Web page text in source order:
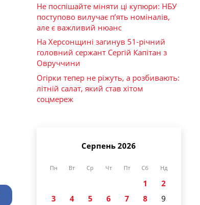
Не поспішайте міняти ці купюри: НБУ
поступово вилучає п’ять номіналів,
але є важливий нюанс
На Херсонщині загинув 51-річний
головний сержант Сергій Капітан з
Овруччини
Огірки тепер не ріжуть, а розбивають:
літній салат, який став хітом
соцмереж
Серпень 2026
Пн Вт Ср Чт Пт Сб Нд
1
2
3
4 5 6 7 8
9